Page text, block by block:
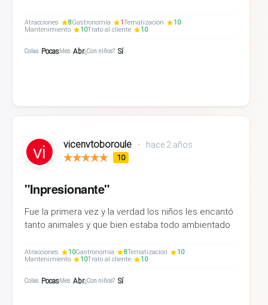
Atracciones 8Gastronomía 1 Tematización
10
Mantenimiento
10Trato al cliente 10
Colas PocasMes Abr¿Con niños? Sí
vicenvtoboroule • hace 2 años
10
"Inpresionante"
Fue la primera vez y la verdad los niños les encantó
tanto animales y que bien estaba todo ambientado
Atracciones 10Gastronomía 8Tematización
10
Mantenimiento
10Trato al cliente 10
Colas PocasMes Abr¿Con niños? Sí